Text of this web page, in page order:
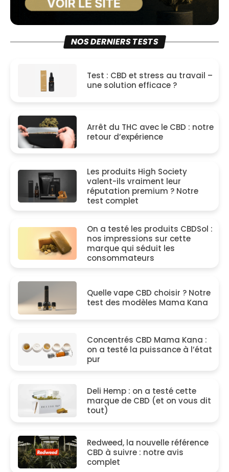
NOS DERNIERS TESTS
Test : CBD et stress au travail –
une solution efficace ?
Arrêt du THC avec le CBD : notre
retour d’expérience
Les produits High Society
valent-ils vraiment leur
réputation premium ? Notre
test complet
On a testé les produits CBDSol :
nos impressions sur cette
marque qui séduit les
consommateurs
Quelle vape CBD choisir ? Notre
test des modèles Mama Kana
Concentrés CBD Mama Kana :
on a testé la puissance à l’état
pur
Deli Hemp : on a testé cette
marque de CBD (et on vous dit
tout)
Redweed, la nouvelle référence
CBD à suivre : notre avis
complet